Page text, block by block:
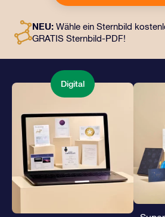
an eine Adresse Ihrer Wahl
unserer Apps. Es ist eine
Liebsten ein
NEU: Wähle ein Sternbild
GRATIS Sternbild-PDF!
Digital